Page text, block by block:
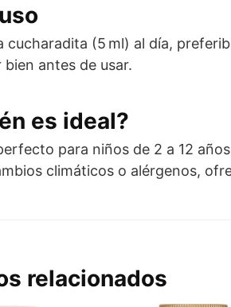
cucharadita (5 ml) al día,
antes de usar.
es ideal?
para niños de 2 a 12
climáticos o alérgenos,
relacionados